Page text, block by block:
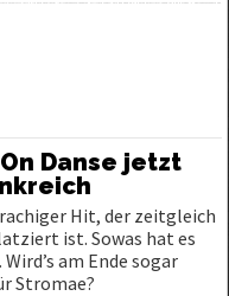
Danse jetzt
Hit, der zeitgleich
ist. Sowas hat es
am Ende sogar
Stromae?